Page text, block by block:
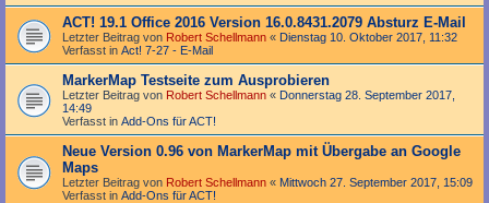
ACT! 19.1 Office 2016 Version 16.0.8431.2079 Absturz E-Mail
Letzter Beitrag von Robert Schellmann « Dienstag 10. Oktober 2017, 11:32
Verfasst in Act! 7-27 - E-Mail
MarkerMap Testseite zum Ausprobieren
Letzter Beitrag von Robert Schellmann « Donnerstag 28. September 2017,
14:49
Verfasst in Add-Ons für ACT!
Neue Version 0.96 von MarkerMap mit Übergabe an Google
Maps
Letzter Beitrag von Robert Schellmann « Mittwoch 27. September 2017, 15:09
Verfasst in Add-Ons für ACT!